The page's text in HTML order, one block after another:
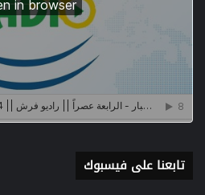
تابعنا على فيسبوك